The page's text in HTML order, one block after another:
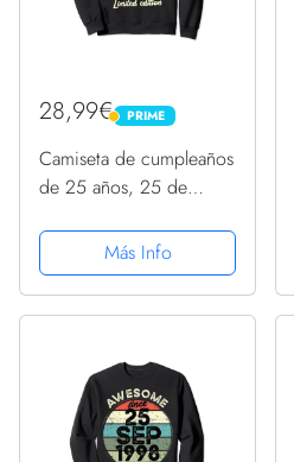
28,99€ PRIME
PRIME
Camiseta de cumpleaños
de 25 años, 25 de
cumpleaños Sudadera
Más Info